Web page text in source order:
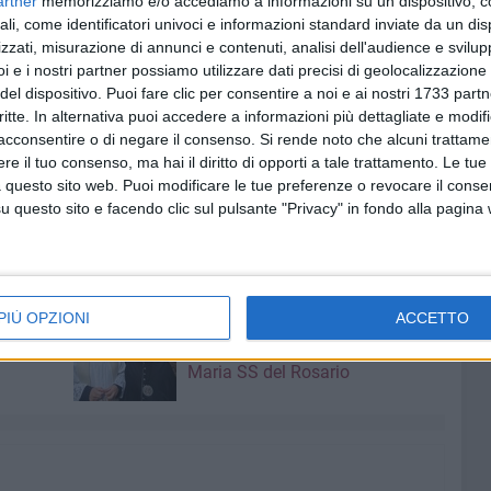
come identificatori univoci e informazioni standard inviate da un
misurazione di annunci e contenuti, analisi dell'audience e
e i nostri partner possiamo utilizzare dati precisi di
dispositivo. Puoi fare clic per consentire a noi e ai nostri 1733
In alternativa puoi accedere a informazioni più dettagliate e
o di negare il consenso. Si rende noto che alcuni
il tuo consenso, ma hai il diritto di opporti a tale trattamento. Le
sito web. Puoi modificare le tue preferenze o revocare il
questo sito e facendo clic sul pulsante "Privacy" in fondo alla pagina
OPZIONI ACCETTO
economiche e sociali sarebbero molto
Noia, "pur nella piena consapevolezza delle oggettive
organizzazione chiede un incontro urgente con le
risorse idriche al fine di trovare una soluzione che
a non compromettere la campagna olivicola nel
una formale e ufficiale richiesta indirizzata al
Sud Puglia e all'assessore regionale all'Agricoltura
di
Vincenzo Di Palo è il nuovo
Maria SS del Rosario